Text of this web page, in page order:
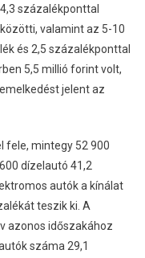
százalékponttal
valamint az 5-10
és 2,5 százalékponttal
5,5 millió forint volt,
jelent az
fele, mintegy 52 900
dízelautó 41,2
autók a kínálat
teszik ki. A
azonos időszakához
száma 29,1